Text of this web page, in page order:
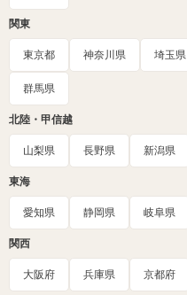
関東
東京都 神奈川県 埼玉県
群馬県
北陸・甲信越
山梨県 長野県 新潟県
東海
愛知県 静岡県 岐阜県
関西
大阪府 兵庫県 京都府